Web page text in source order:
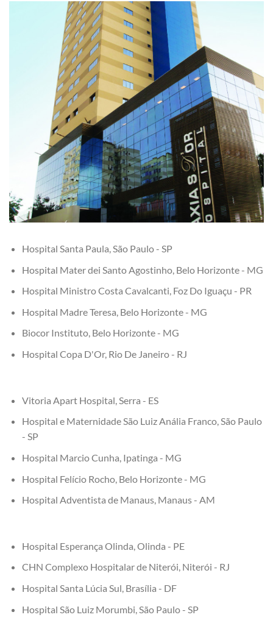
Hospital Santa Paula, São Paulo - SP
Hospital Mater dei Santo Agostinho, Belo Horizonte - MG
Hospital Ministro Costa Cavalcanti, Foz Do Iguaçu - PR
Hospital Madre Teresa, Belo Horizonte - MG
Biocor Instituto, Belo Horizonte - MG
Hospital Copa D'Or, Rio De Janeiro - RJ
Vitoria Apart Hospital, Serra - ES
Hospital e Maternidade São Luiz Anália Franco, São Paulo
- SP
Hospital Marcio Cunha, Ipatinga - MG
Hospital Felício Rocho, Belo Horizonte - MG
Hospital Adventista de Manaus, Manaus - AM
Hospital Esperança Olinda, Olinda - PE
CHN Complexo Hospitalar de Niterói, Niterói - RJ
Hospital Santa Lúcia Sul, Brasília - DF
Hospital São Luiz Morumbi, São Paulo - SP